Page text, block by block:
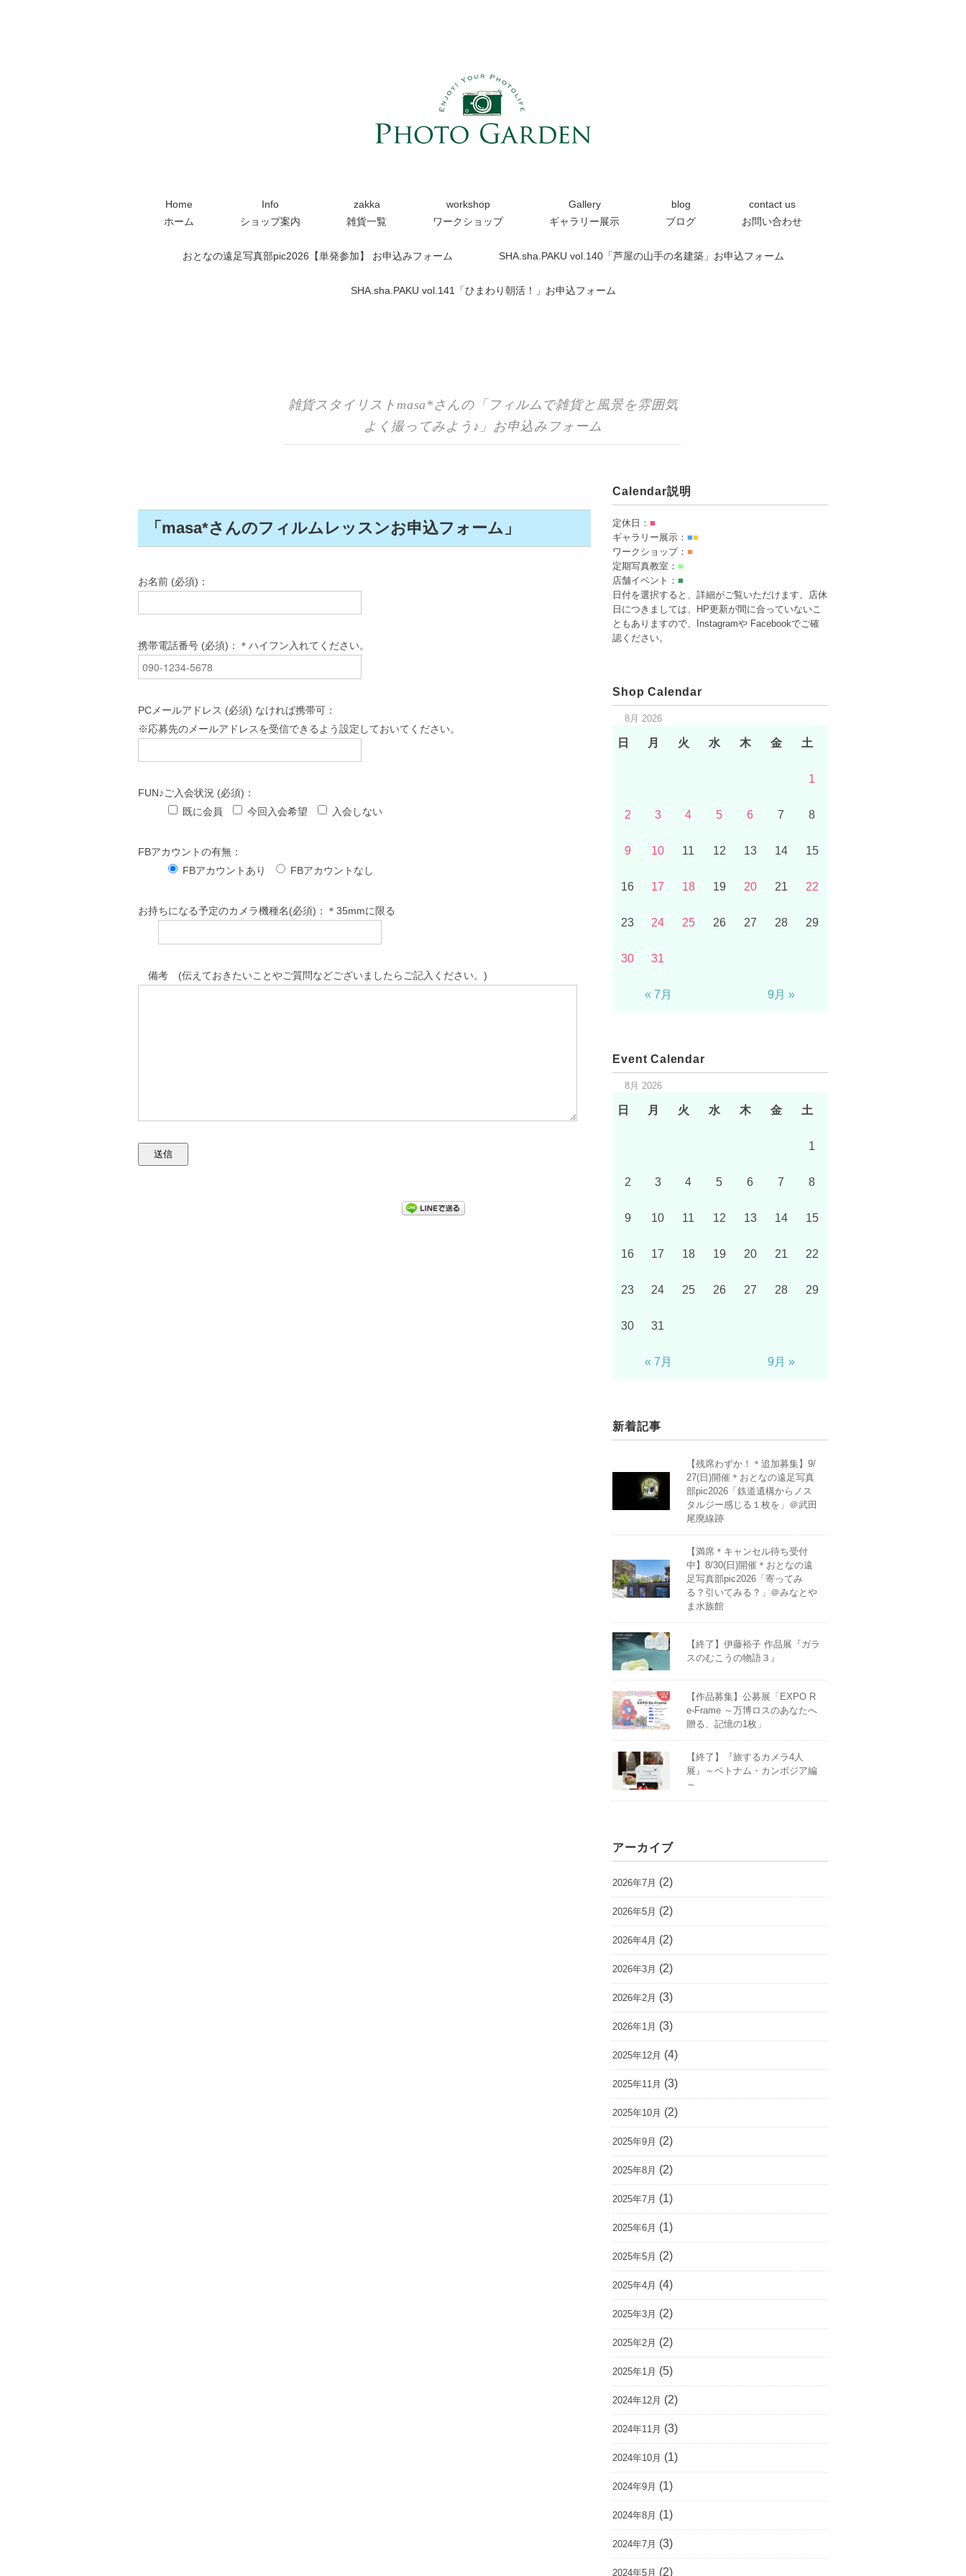
Home
ホーム
Info
ショップ案内
zakka
雑貨一覧
workshop
ワークショップ
Gallery
ギャラリー展示
blog
ブログ
contact us
お問い合わせ
おとなの遠足写真部pic2026【単発参加】 お申込みフォーム SHA.sha.PAKU vol.140「芦屋の山手の名建築」お申込フォーム
SHA.sha.PAKU vol.141「ひまわり朝活！」お申込フォーム
雑貨スタイリストmasa*さんの「フィルムで雑貨と風景を雰囲気
よく撮ってみよう♪」お申込みフォーム
「masa*さんのフィルムレッスンお申込フォーム」
お名前 (必須)：
携帯電話番号 (必須)：＊ハイフン入れてください。
PCメールアドレス (必須) なければ携帯可：
※応募先のメールアドレスを受信できるよう設定しておいてください。
FUN♪ご入会状況 (必須)：
既に会員
今回入会希望 入会しない
FBアカウントの有無：
FBアカウントあり
FBアカウントなし
お持ちになる予定のカメラ機種名(必須)：＊35mmに限る
備考 (伝えておきたいことやご質問などございましたらご記入ください。)
Calendar説明
定休日：■
ギャラリー展示：■■
ワークショップ：■
定期写真教室：■
店舗イベント：■
日付を選択すると、詳細がご覧いただけます。店休
日につきましては、HP更新が間に合っていないこ
ともありますので、Instagramや Facebookでご確
認ください。
Shop Calendar
8月 2026
日 月 火 水 木 金 土
1
2 3 4 5 6 7 8
9 10 11 12 13 14 15
16 17 18 19 20 21 22
23 24 25 26 27 28 29
30 31
« 7月 9月 »
Event Calendar
8月 2026
日 月 火 水 木 金 土
1
2 3 4 5 6 7 8
9 10 11 12 13 14 15
16 17 18 19 20 21 22
23 24 25 26 27 28 29
30 31
« 7月 9月 »
新着記事
【残席わずか！＊追加募集】9/
27(日)開催＊おとなの遠足写真
部pic2026「鉄道遺構からノス
タルジー感じる１枚を」＠武田
尾廃線跡
【満席＊キャンセル待ち受付
中】8/30(日)開催＊おとなの遠
足写真部pic2026「寄ってみ
る？引いてみる？」＠みなとや
ま水族館
【終了】伊藤裕子 作品展『ガラ
スのむこうの物語３』
【作品募集】公募展「EXPO R
e-Frame ～万博ロスのあなたへ
贈る、記憶の1枚」
【終了】『旅するカメラ4人
展』～ベトナム・カンボジア編
～
アーカイブ
2026年7月 (2)
2026年5月 (2)
2026年4月 (2)
2026年3月 (2)
2026年2月 (3)
2026年1月 (3)
2025年12月 (4)
2025年11月 (3)
2025年10月 (2)
2025年9月 (2)
2025年8月 (2)
2025年7月 (1)
2025年6月 (1)
2025年5月 (2)
2025年4月 (4)
2025年3月 (2)
2025年2月 (2)
2025年1月 (5)
2024年12月 (2)
2024年11月 (3)
2024年10月 (1)
2024年9月 (1)
2024年8月 (1)
2024年7月 (3)
2024年5月 (2)